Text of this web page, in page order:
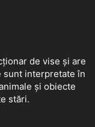
de vise și are
sunt interpretate în
și obiecte
stări.